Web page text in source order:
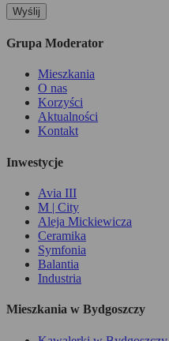
Grupa Moderator
Mieszkania
O nas
Korzyści
Aktualności
Kontakt
Inwestycje
Avia III
M | City
Aleja Mickiewicza
Ceramika
Symfonia
Balantia
Industria
Mieszkania w Bydgoszczy